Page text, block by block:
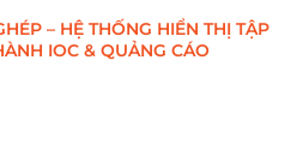
– HỆ THỐNG HIỂN THỊ TẬP
IOC & QUẢNG CÁO